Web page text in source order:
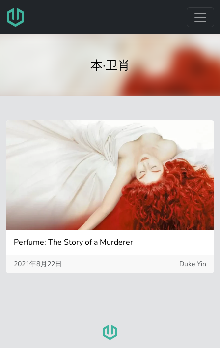
跳转至主要内容
本·卫肖
Perfume: The Story of a Murderer
2021年8月22日 Duke Yin